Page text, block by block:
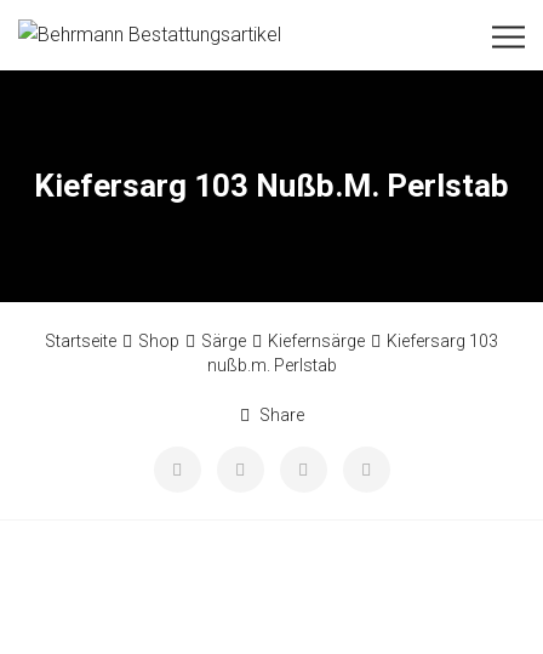
Kiefersarg 103 Nußb.m. Perlstab
Startseite Shop Särge Kiefernsärge
Kiefersarg 103
nußb.m. Perlstab
Share